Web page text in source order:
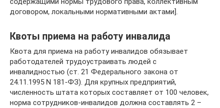
договором, локальными нормативными актами].
Квоты приема на работу инвалида
Квота для приема на работу инвалидов обязывает
работодателей трудоустраивать людей с
инвалидностью (ст. 21 Федерального закона от
24.11.1995 N 181-ФЗ). Для крупных предприятий,
численность штата которых составляет от 100 человек,
норма сотрудников-инвалидов должна составлять 2 –